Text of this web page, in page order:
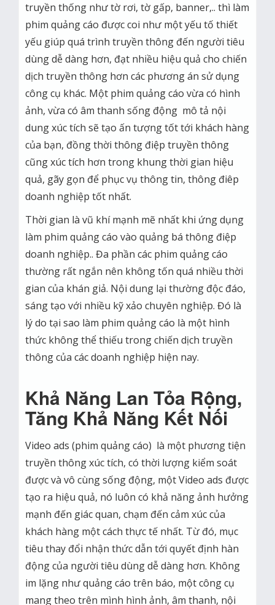
truyền thống như tờ rơi, tờ gấp, banner,.. thì làm
phim quảng cáo được coi như một yếu tố thiết
yếu giúp quá trình truyền thông đến người tiêu
dùng dễ dàng hơn, đạt nhiều hiệu quả cho chiến
dịch truyền thông hơn các phương án sử dụng
công cụ khác. Một phim quảng cáo vừa có hình
ảnh, vừa có âm thanh sống động mô tả nội
dung xúc tích sẽ tạo ấn tượng tốt tới khách hàng
của bạn, đồng thời thông điệp truyền thông
cũng xúc tích hơn trong khung thời gian hiệu
quả, gãy gọn để phục vụ thông tin, thông điêp
doanh nghiệp tốt nhất.
Thời gian là vũ khí mạnh mẽ nhất khi ứng dụng
làm phim quảng cáo vào quảng bá thông điệp
doanh nghiệp.. Đa phần các phim quảng cáo
thường rất ngắn nên không tốn quá nhiều thời
gian của khán giả. Nội dung lại thường độc đáo,
sáng tạo với nhiều kỹ xảo chuyên nghiệp. Đó là
lý do tại sao làm phim quảng cáo là một hình
thức không thể thiếu trong chiến dịch truyền
thông của các doanh nghiệp hiện nay.
Khả Năng Lan Tỏa Rộng,
Tăng Khả Năng Kết Nối
Video ads (phim quảng cáo) là một phương tiện
truyền thông xúc tích, có thời lượng kiểm soát
được và vô cùng sống động, một Video ads được
tạo ra hiệu quả, nó luôn có khả năng ảnh hưởng
mạnh đến giác quan, chạm đến cảm xúc của
khách hàng một cách thực tế nhất. Từ đó, mục
tiêu thay đổi nhận thức dẫn tới quyết định hàn
động của người tiêu dùng dễ dàng hơn. Không
im lặng như quảng cáo trên báo, một công cụ
mang theo trên mình hình ảnh, âm thanh, nội